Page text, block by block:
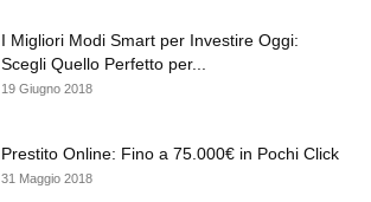
I Migliori Modi Smart per Investire Oggi:
Scegli Quello Perfetto per...
19 Giugno 2018
Prestito Online: Fino a 75.000€ in Pochi Click
31 Maggio 2018